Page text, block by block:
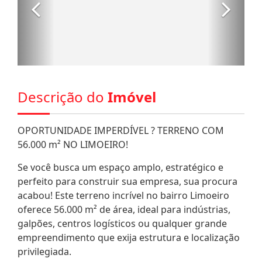
Descrição do Imóvel
OPORTUNIDADE IMPERDÍVEL ? TERRENO COM
56.000 m² NO LIMOEIRO!
Se você busca um espaço amplo, estratégico e
perfeito para construir sua empresa, sua procura
acabou! Este terreno incrível no bairro Limoeiro
oferece 56.000 m² de área, ideal para indústrias,
galpões, centros logísticos ou qualquer grande
empreendimento que exija estrutura e localização
privilegiada.